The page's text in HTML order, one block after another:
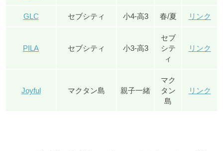
GLC セブシティ 小4-高3 春/夏 リンク
PILA セブシティ 小3-高3
セブ
シテ
ィ
リンク
Joyful マクタン島 親子一緒
マク
タン
島
リンク